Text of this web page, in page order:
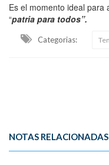
Es el momento ideal para
“patria para todos”.
Categorias:
NOTAS RELACIONADAS